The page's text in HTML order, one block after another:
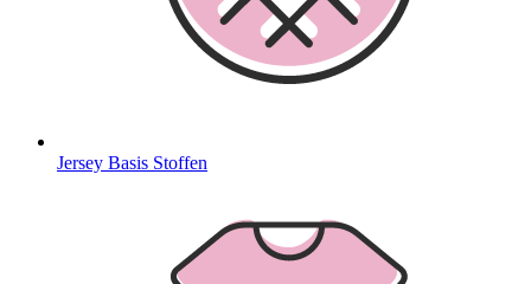
Jersey Basis Stoffen